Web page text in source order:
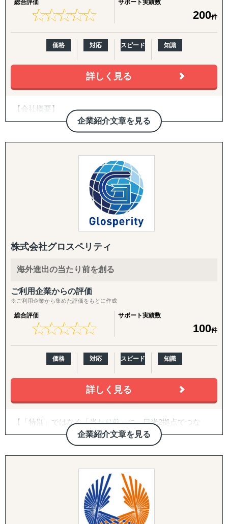
・国際税務・監査・労務
各国の税務・会計、移転価格、子会社監査、人事労務制度
設計、駐在員税務、グローバル税務戦略まで、会計事務所
を母体とした専門家ネットワークで網羅します。
ていただきましたが、相談いただくほどんどの企業様が、
「どの国・地域に参入すべきかわからない」
「進出に踏み切れる客観的データがない」
「海外進出がはじめてだから落とし穴が多そうで困ってい
などいったお悩みを抱えています。こういったお悩みの企
業のご担当者は、ぜひ一度、アクシアマーケティングにご
連絡ください。
東南アジアや中国、韓国、インドをはじめ、北米や欧州と
いった幅広い国・地域での調査実績があり、調査・分析に
特化している弊社が、貴社の海外事業の成功に向けて、伴
走支援させていただきます。
【主要サービスメニュー】
【よくご相談いただく内容】
「どの国・地域に参入すべきかわからない」
「進出に踏み切れる客観的データがない」
る」
「公開情報が少ないニッチな市場を細かい粒度で分析した
い」
「現地の消費者ニーズや嗜好が理解できない」
「競合他社の動向や市場内でのポジショニング戦略が定ま
らない」
「法規制、税制、輸入関税などの複雑な規制を把握するの
が難しい」
「効果的なマーケティング戦略や販売チャネルを見つけ出
せない」
「現地でのビジネスパートナー探しや信頼できるサプライ
ヤーの選定が困難」
など
進出を考えている市場をマクロ的視点、ミクロ的視点から
調査・分析いたします。
潜在ニーズやトレンド、製品・サービスの適合性など、多
岐にわたる範囲に対応しております。
「どういった情報があれば、適切な事業判断が下せるの
か」といった姿勢を徹底しており、適切な情報を漏れなく
総合評価
★★★★★
★★★★★
サポート実績数
200件
価格 対応 スピード 知識
詳しく見る
企業紹介文章を見る
【会社概要】
■私たちレインは、世界40カ国以上にわたり構築された専
門家とのネットワークで、様々な日本
企業のグローバルな展望に基づいた海外進出の支援をし
■レイン独自のネットワークは現地語・日本語を解する多
数の専門調査員や、様々な専門領域を
持つ大学教授陣、また、現地の内情に精通した各国の調
査会社などから構成されます。
■カバーする地域は東アジア、東南アジア、南アジア、中
東、欧州、アフリカ、北米、中南米
及び、世界各地における効果的な調査とその分析によ
り、現地の最新状況をつぶさに把握する
ことが可能です。
■レインは現地のリサーチだけでなく、海外視察のプラニ
ングからビジネスパートナーの発掘、
商談のコーディネートもサポート。海外進出においてあ
らゆる局面のニーズに対応した包括的な
ソリューションを提供しています。
【レインの特徴】
①『日本からの視点と世界のトレンドの交差点から最新情
報を提供』
>>> 世界40カ国のネットワークで国内・海外の視点か
ら最新の調査・分析を実施します。
②『複数カ国の調査・コーディネーションを同時に実施可
株式会社グロスペリティ
海外進出の当たり前を創る
ご利用企業からの評価
※ご利用企業から集めた評価をもとに作成
総合評価
★★★★★
★★★★★
サポート実績数
100件
価格 対応 スピード 知識
詳しく見る
企業紹介文章を見る
【「特別」ではなく「当たり前」に。日米2拠点でつな
ぐ、伴走型の海外進出支援】
株式会社グロスペリティは、**「海外進出の成功を"特
別"ではなく"当たり前"にする」**ことをミッションに掲
げ、日本企業の海外展開を構想段階から実行・継続フェー
ズまで一気通貫で支援する海外ビジネス支援会社です。福
岡本社・東京オフィスに加え、米国ロサンゼルスに現地法
人、オレゴンとLAに物流・在庫拠点を有し、日本側の戦略